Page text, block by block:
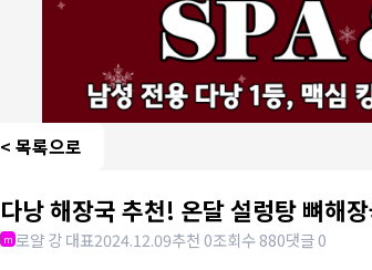
< 목록으로
다낭 해장국 추천! 온달 설렁탕 뼈해
m 로얄 강 대표2024.12.09추천 0조회수 880댓글 0